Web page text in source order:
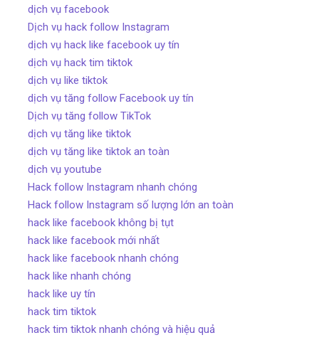
dịch vụ facebook
Dịch vụ hack follow Instagram
dịch vụ hack like facebook uy tín
dịch vụ hack tim tiktok
dịch vụ like tiktok
dịch vụ tăng follow Facebook uy tín
Dịch vụ tăng follow TikTok
dịch vụ tăng like tiktok
dịch vụ tăng like tiktok an toàn
dịch vụ youtube
Hack follow Instagram nhanh chóng
Hack follow Instagram số lượng lớn an toàn
hack like facebook không bị tụt
hack like facebook mới nhất
hack like facebook nhanh chóng
hack like nhanh chóng
hack like uy tín
hack tim tiktok
hack tim tiktok nhanh chóng và hiệu quả